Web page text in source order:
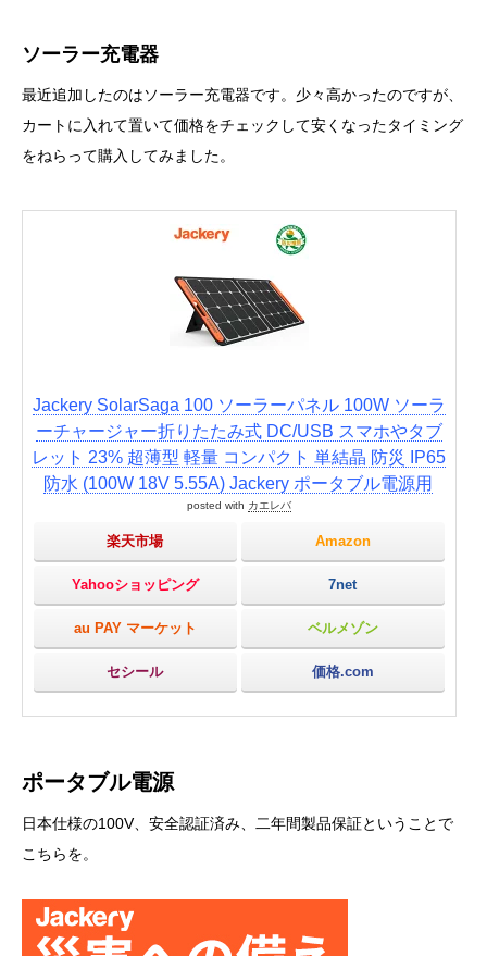
ソーラー充電器
最近追加したのはソーラー充電器です。少々高かったのですが、
カートに入れて置いて価格をチェックして安くなったタイミング
をねらって購入してみました。
Jackery SolarSaga 100 ソーラーパネル 100W ソーラ
ーチャージャー折りたたみ式 DC/USB スマホやタブ
レット 23% 超薄型 軽量 コンパクト 単結晶 防災 IP65
防水 (100W 18V 5.55A) Jackery ポータブル電源用
posted with カエレバ
楽天市場 Amazon
Yahooショッピング 7net
au PAY マーケット ベルメゾン
セシール 価格.com
ポータブル電源
日本仕様の100V、安全認証済み、二年間製品保証ということで
こちらを。